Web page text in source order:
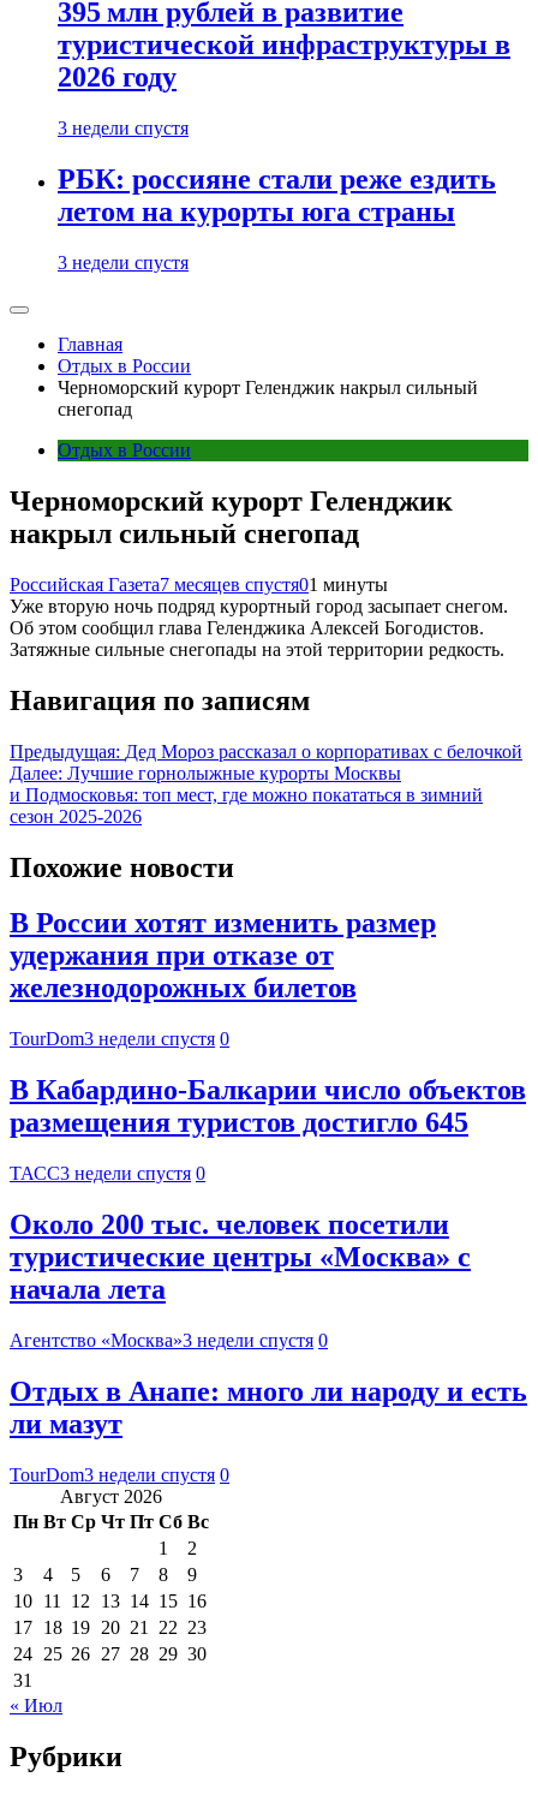
395 млн рублей в развитие
туристической инфраструктуры в
2026 году
3 недели спустя
РБК: россияне стали реже ездить
летом на курорты юга страны
3 недели спустя
Главная
Отдых в России
Черноморский курорт Геленджик накрыл сильный
снегопад
Отдых в России
Черноморский курорт Геленджик
накрыл сильный снегопад
Российская Газета7 месяцев спустя01 минуты
Уже вторую ночь подряд курортный город засыпает снегом.
Об этом сообщил глава Геленджика Алексей Богодистов.
Затяжные сильные снегопады на этой территории редкость.
Навигация по записям
Предыдущая: Дед Мороз рассказал о корпоративах с белочкой
Далее: Лучшие горнолыжные курорты Москвы
и Подмосковья: топ мест, где можно покататься в зимний
сезон 2025-2026
Похожие новости
В России хотят изменить размер
удержания при отказе от
железнодорожных билетов
TourDom3 недели спустя 0
В Кабардино-Балкарии число объектов
размещения туристов достигло 645
ТАСС3 недели спустя 0
Около 200 тыс. человек посетили
туристические центры «Москва» с
начала лета
Агентство «Москва»3 недели спустя 0
Отдых в Анапе: много ли народу и есть
ли мазут
TourDom3 недели спустя 0
Август 2026
Пн Вт Ср Чт Пт Сб Вс
1
2
3
4 5 6 7 8
9
10 11 12 13 14 15 16
17 18 19 20 21 22 23
24 25 26 27 28 29 30
31
« Июл
Рубрики